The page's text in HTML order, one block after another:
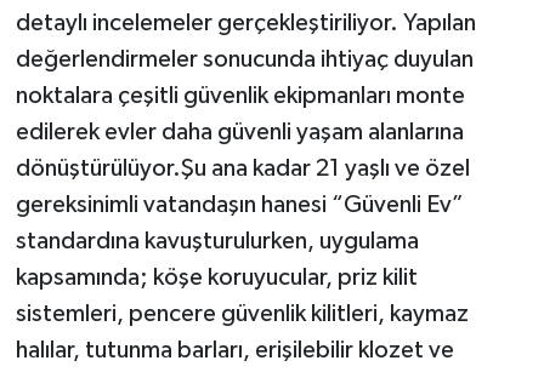
detaylı incelemeler gerçekleştiriliyor. Yapılan
değerlendirmeler sonucunda ihtiyaç duyulan
noktalara çeşitli güvenlik ekipmanları monte
edilerek evler daha güvenli yaşam alanlarına
dönüştürülüyor.Şu ana kadar 21 yaşlı ve özel
gereksinimli vatandaşın hanesi “Güvenli Ev”
standardına kavuşturulurken, uygulama
kapsamında; köşe koruyucular, priz kilit
sistemleri, pencere güvenlik kilitleri, kaymaz
halılar, tutunma barları, erişilebilir klozet ve